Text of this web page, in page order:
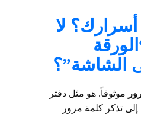
أسرارك؟ لا
الشاشة”؟
موثوقاً. هو مثل دفتر
تذكر كلمة مرور